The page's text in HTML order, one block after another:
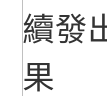
續發
果